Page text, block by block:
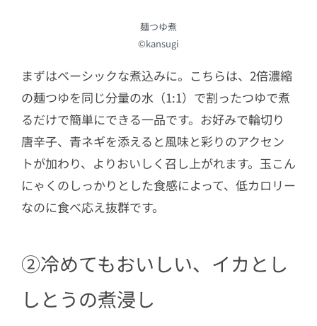
麺つゆ煮
©kansugi
まずはベーシックな煮込みに。こちらは、2倍濃縮
の麺つゆを同じ分量の水（1:1）で割ったつゆで煮
るだけで簡単にできる一品です。お好みで輪切り
唐辛子、青ネギを添えると風味と彩りのアクセン
トが加わり、よりおいしく召し上がれます。玉こん
にゃくのしっかりとした食感によって、低カロリー
なのに食べ応え抜群です。
②冷めてもおいしい、イカとし
しとうの煮浸し